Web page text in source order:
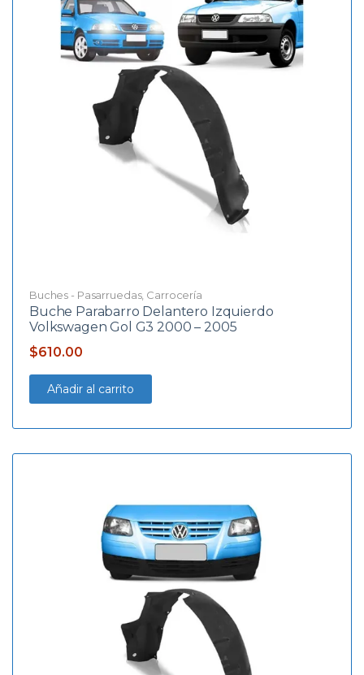
Buches - Pasarruedas, Carrocería
Buche Parabarro Delantero Izquierdo
Volkswagen Gol G3 2000 – 2005
$610.00
Añadir al carrito